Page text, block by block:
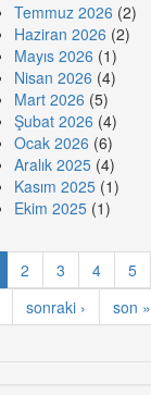
Temmuz 2026 (2)
Haziran 2026 (2)
Mayıs 2026 (1)
Nisan 2026 (4)
Mart 2026 (5)
Şubat 2026 (4)
Ocak 2026 (6)
Aralık 2025(4)
Kasım 2025(1)
Ekim 2025(1)
2 3 4 5
sonraki › son »